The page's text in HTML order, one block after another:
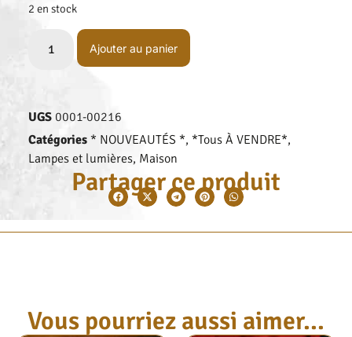
2 en stock
Ajouter au panier
UGS 0001-00216
Catégories * NOUVEAUTÉS *, *Tous À VENDRE*,
Lampes et lumières, Maison
Partager ce produit
Vous pourriez aussi aimer...